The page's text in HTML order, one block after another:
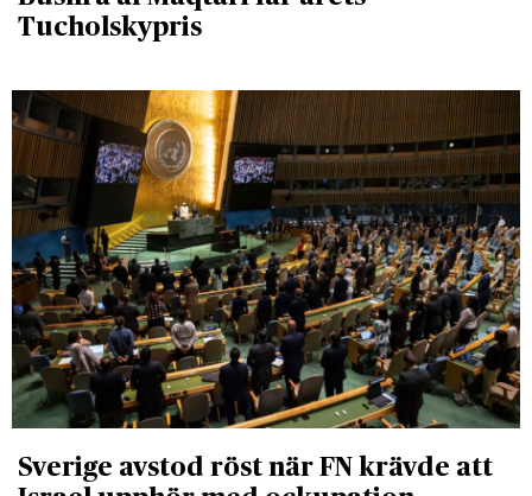
Tucholskypris
Sverige avstod röst när FN krävde att